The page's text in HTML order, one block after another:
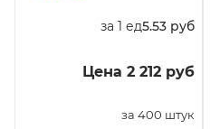
за 1 ед5.53 руб
Цена 2 212 руб
за 400 штук